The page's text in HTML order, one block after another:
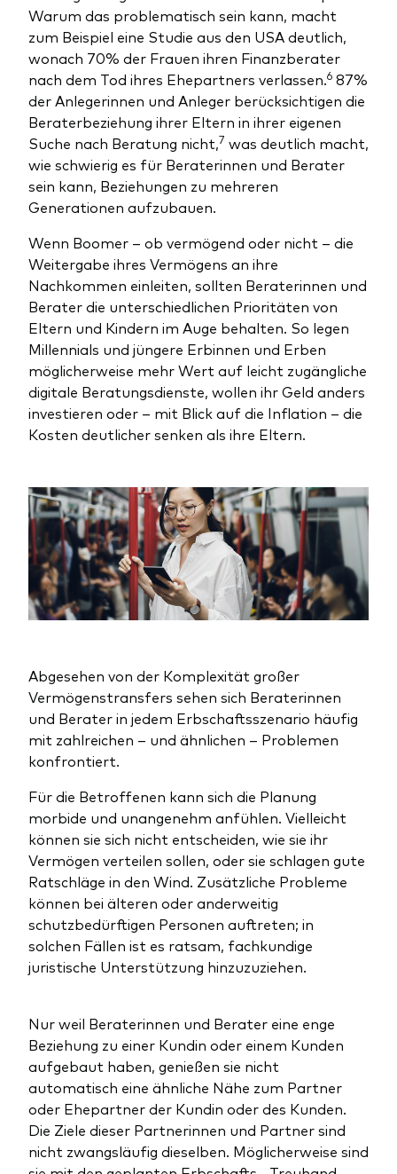
Warum das problematisch sein kann, macht
zum Beispiel eine Studie aus den USA deutlich,
wonach 70% der Frauen ihren Finanzberater
nach dem Tod ihres Ehepartners verlassen.6 87%
der Anlegerinnen und Anleger berücksichtigen die
Beraterbeziehung ihrer Eltern in ihrer eigenen
Suche nach Beratung nicht,7 was deutlich macht,
wie schwierig es für Beraterinnen und Berater
sein kann, Beziehungen zu mehreren
Generationen aufzubauen.
Wenn Boomer – ob vermögend oder nicht – die
Weitergabe ihres Vermögens an ihre
Nachkommen einleiten, sollten Beraterinnen und
Berater die unterschiedlichen Prioritäten von
Eltern und Kindern im Auge behalten. So legen
Millennials und jüngere Erbinnen und Erben
möglicherweise mehr Wert auf leicht zugängliche
digitale Beratungsdienste, wollen ihr Geld anders
investieren oder – mit Blick auf die Inflation – die
Kosten deutlicher senken als ihre Eltern.
Abgesehen von der Komplexität großer
Vermögenstransfers sehen sich Beraterinnen
und Berater in jedem Erbschaftsszenario häufig
mit zahlreichen – und ähnlichen – Problemen
konfrontiert.
Für die Betroffenen kann sich die Planung
morbide und unangenehm anfühlen. Vielleicht
können sie sich nicht entscheiden, wie sie ihr
Vermögen verteilen sollen, oder sie schlagen gute
Ratschläge in den Wind. Zusätzliche Probleme
können bei älteren oder anderweitig
schutzbedürftigen Personen auftreten; in
solchen Fällen ist es ratsam, fachkundige
juristische Unterstützung hinzuzuziehen.
Nur weil Beraterinnen und Berater eine enge
Beziehung zu einer Kundin oder einem Kunden
aufgebaut haben, genießen sie nicht
automatisch eine ähnliche Nähe zum Partner
oder Ehepartner der Kundin oder des Kunden.
Die Ziele dieser Partnerinnen und Partner sind
nicht zwangsläufig dieselben. Möglicherweise sind